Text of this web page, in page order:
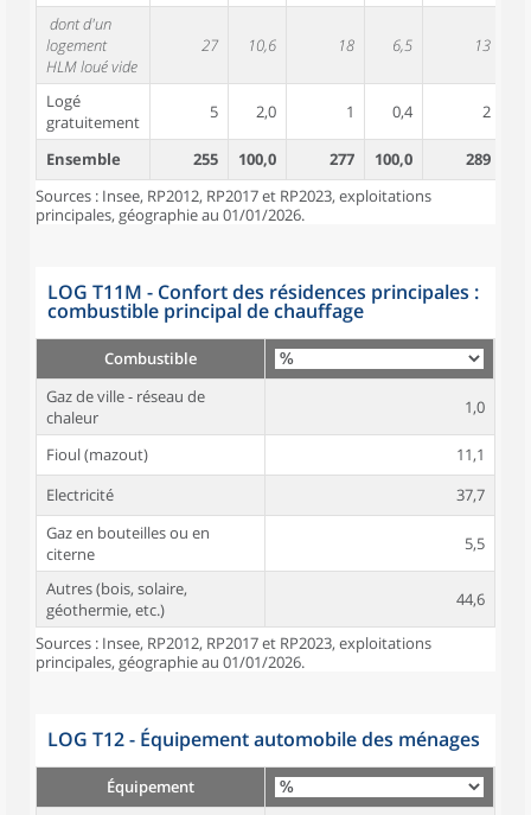
dont d'un
logement
HLM loué vide
27 10,6 18 6,5 13
Logé
gratuitement
5 2,0 1 0,4 2
Ensemble 255 100,0 277 100,0 289
Sources : Insee, RP2012, RP2017 et RP2023, exploitations
principales, géographie au 01/01/2026.
LOG T11M - Confort des résidences principales :
combustible principal de chauffage
Combustible
Gaz de ville - réseau de
chaleur
1,0
Fioul (mazout)
11,1
Electricité
37,7
Gaz en bouteilles ou en
citerne
5,5
Autres (bois, solaire,
géothermie, etc.)
44,6
Sources : Insee, RP2012, RP2017 et RP2023, exploitations
principales, géographie au 01/01/2026.
LOG T12 - Équipement automobile des ménages
Équipement